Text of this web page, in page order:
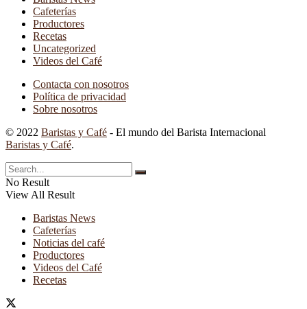
Cafeterías
Productores
Recetas
Uncategorized
Videos del Café
Contacta con nosotros
Política de privacidad
Sobre nosotros
© 2022 Baristas y Café - El mundo del Barista Internacional
Baristas y Café.
No Result
View All Result
Baristas News
Cafeterías
Noticias del café
Productores
Videos del Café
Recetas